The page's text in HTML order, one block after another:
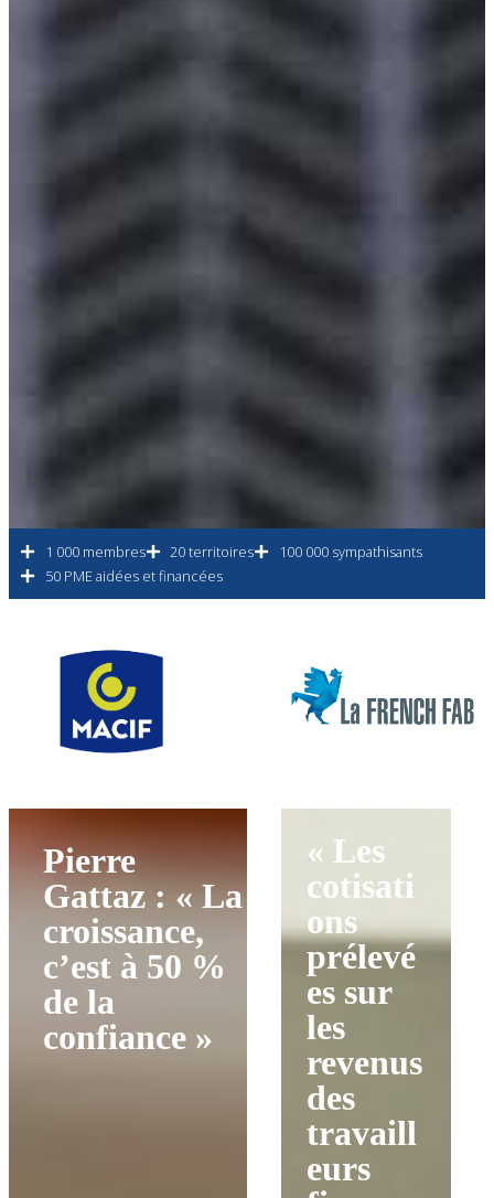
1 000 membres 20 territoires
100 000 sympathisants
50 PME aidées et financées
Pierre
Gattaz : « La
croissance,
c’est à 50 %
de la
confiance »
« Les
cotisati
ons
prélevé
es sur
les
revenus
des
travaill
eurs